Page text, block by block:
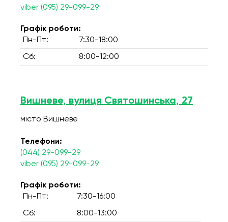
viber (095) 29-099-29
Графік роботи:
Пн-Пт:
7:30-18:00
Сб: 8:00-12:00
Вишневе, вулиця Святошинська, 27
місто Вишневе
Телефони:
(044) 29-099-29
viber (095) 29-099-29
Графік роботи:
Пн-Пт:
7:30-16:00
Сб: 8:00-13:00